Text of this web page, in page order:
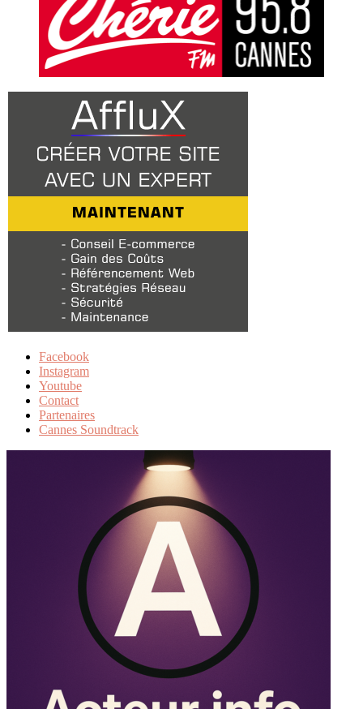
Facebook
Instagram
Youtube
Contact
Partenaires
Cannes Soundtrack